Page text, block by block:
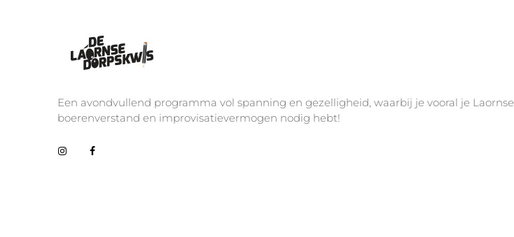
Een avondvullend programma vol spanning en gezelligheid, waarbij je vooral je Laornse
boerenverstand en improvisatievermogen nodig hebt!